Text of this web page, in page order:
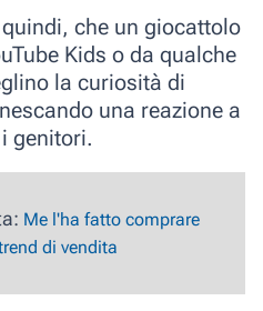
che un giocattolo
Kids o da qualche
la curiosità di
una reazione a
genitori.
Me l'ha fatto comprare
di vendita